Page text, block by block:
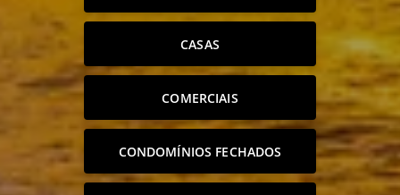
CASAS
COMERCIAIS
CONDOMÍNIOS FECHADOS